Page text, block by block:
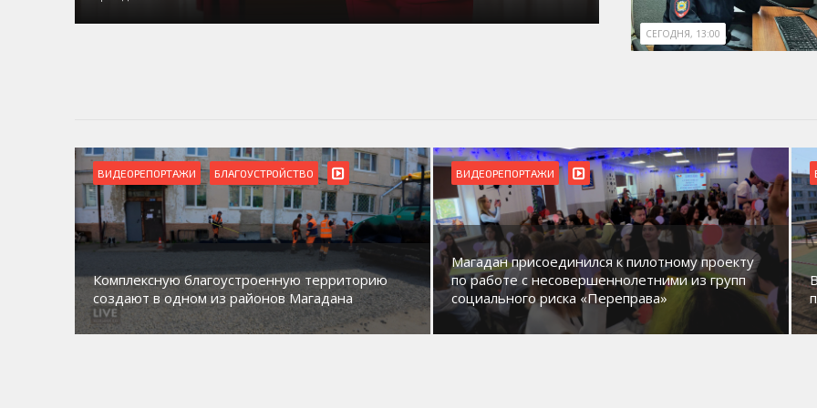
СЕГОДНЯ, 13:00
ВИДЕОРЕПОРТАЖИ БЛАГОУСТРОЙСТВО
Комплексную благоустроенную территорию
создают в одном из районов Магадана
ВИДЕОРЕПОРТАЖИ
Магадан присоединился к пилотному проекту
по работе с несовершеннолетними из групп
социального риска «Переправа»